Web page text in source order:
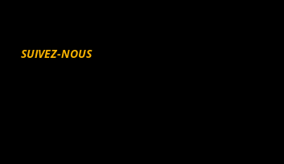
SUIVEZ-NOUS